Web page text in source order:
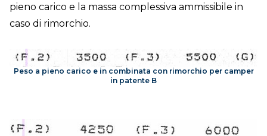
pieno carico e la massa complessiva ammissibile in
caso di rimorchio.
Peso a pieno carico e in combinata con rimorchio per camper
in patente B